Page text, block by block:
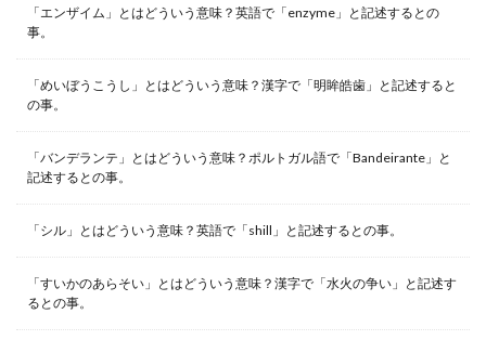
「エンザイム」とはどういう意味？英語で「enzyme」と記述するとの
事。
「めいぼうこうし」とはどういう意味？漢字で「明眸皓歯」と記述すると
の事。
「バンデランテ」とはどういう意味？ポルトガル語で「Bandeirante」と
記述するとの事。
「シル」とはどういう意味？英語で「shill」と記述するとの事。
「すいかのあらそい」とはどういう意味？漢字で「水火の争い」と記述す
るとの事。